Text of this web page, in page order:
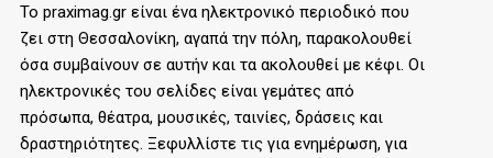
Το praximag.gr είναι ένα ηλεκτρονικό περιοδικό που
ζει στη Θεσσαλονίκη, αγαπά την πόλη, παρακολουθεί
όσα συμβαίνουν σε αυτήν και τα ακολουθεί με κέφι. Οι
ηλεκτρονικές του σελίδες είναι γεμάτες από
πρόσωπα, θέατρα, μουσικές, ταινίες, δράσεις και
δραστηριότητες. Ξεφυλλίστε τις για ενημέρωση, για